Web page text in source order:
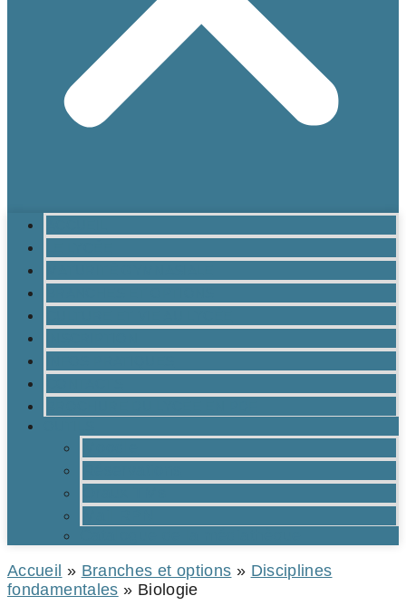
Accueil » Branches et options » Disciplines
fondamentales » Biologie